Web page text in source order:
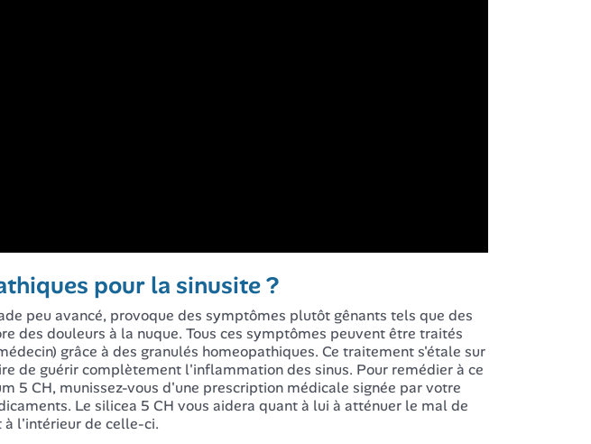
pour la sinusite ?
peu avancé, provoque des symptômes plutôt gênants tels que des
des douleurs à la nuque. Tous ces symptômes peuvent être traités
grâce à des granulés homeopathiques. Ce traitement s'étale sur
de guérir complètement l'inflammation des sinus. Pour remédier à ce
5 CH, munissez-vous d'une prescription médicale signée par votre
Le silicea 5 CH vous aidera quant à lui à atténuer le mal de
à l'intérieur de celle-ci.